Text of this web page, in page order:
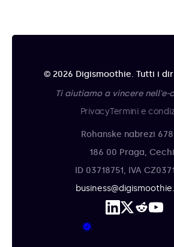
© 2026 Digismoothie. Tutti i
Ti aiutiamo a vincere nell'e-
PrivacyTermini e
Rohanske nabrezi
186 00 Praga,
ID 03718751, IVA